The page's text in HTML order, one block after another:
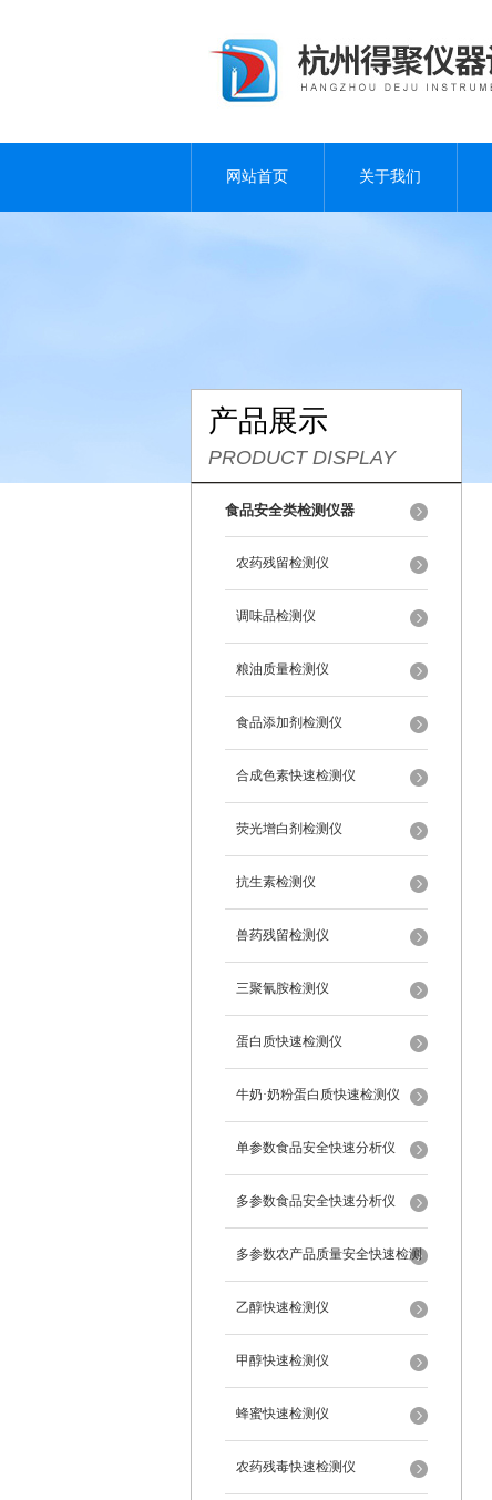
网站首页 关于我们
产品展示
PRODUCT DISPLAY
食品安全类检测仪器
农药残留检测仪
调味品检测仪
粮油质量检测仪
食品添加剂检测仪
合成色素快速检测仪
荧光增白剂检测仪
抗生素检测仪
兽药残留检测仪
三聚氰胺检测仪
蛋白质快速检测仪
牛奶·奶粉蛋白质快速检测仪
单参数食品安全快速分析仪
多参数食品安全快速分析仪
多参数农产品质量安全快速检测
仪
乙醇快速检测仪
甲醇快速检测仪
蜂蜜快速检测仪
农药残毒快速检测仪